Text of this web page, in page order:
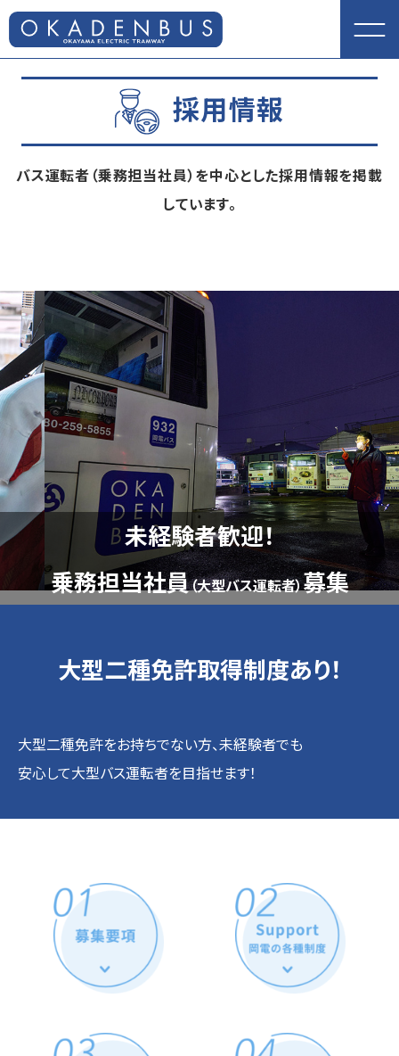
採用情報
バス運転者（乗務担当社員）を中心とした採用情報を掲載
しています。
未経験者歓迎！
乗務担当社員（大型バス運転者）募集
大型二種免許取得制度あり！
大型二種免許をお持ちでない方、未経験者でも
安心して大型バス運転者を目指せます！